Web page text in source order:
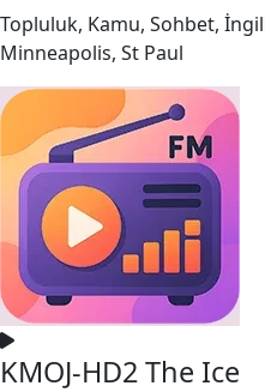
Topluluk, Kamu, Sohbet,
Minneapolis, St Paul
KMOJ-HD2 The Ice